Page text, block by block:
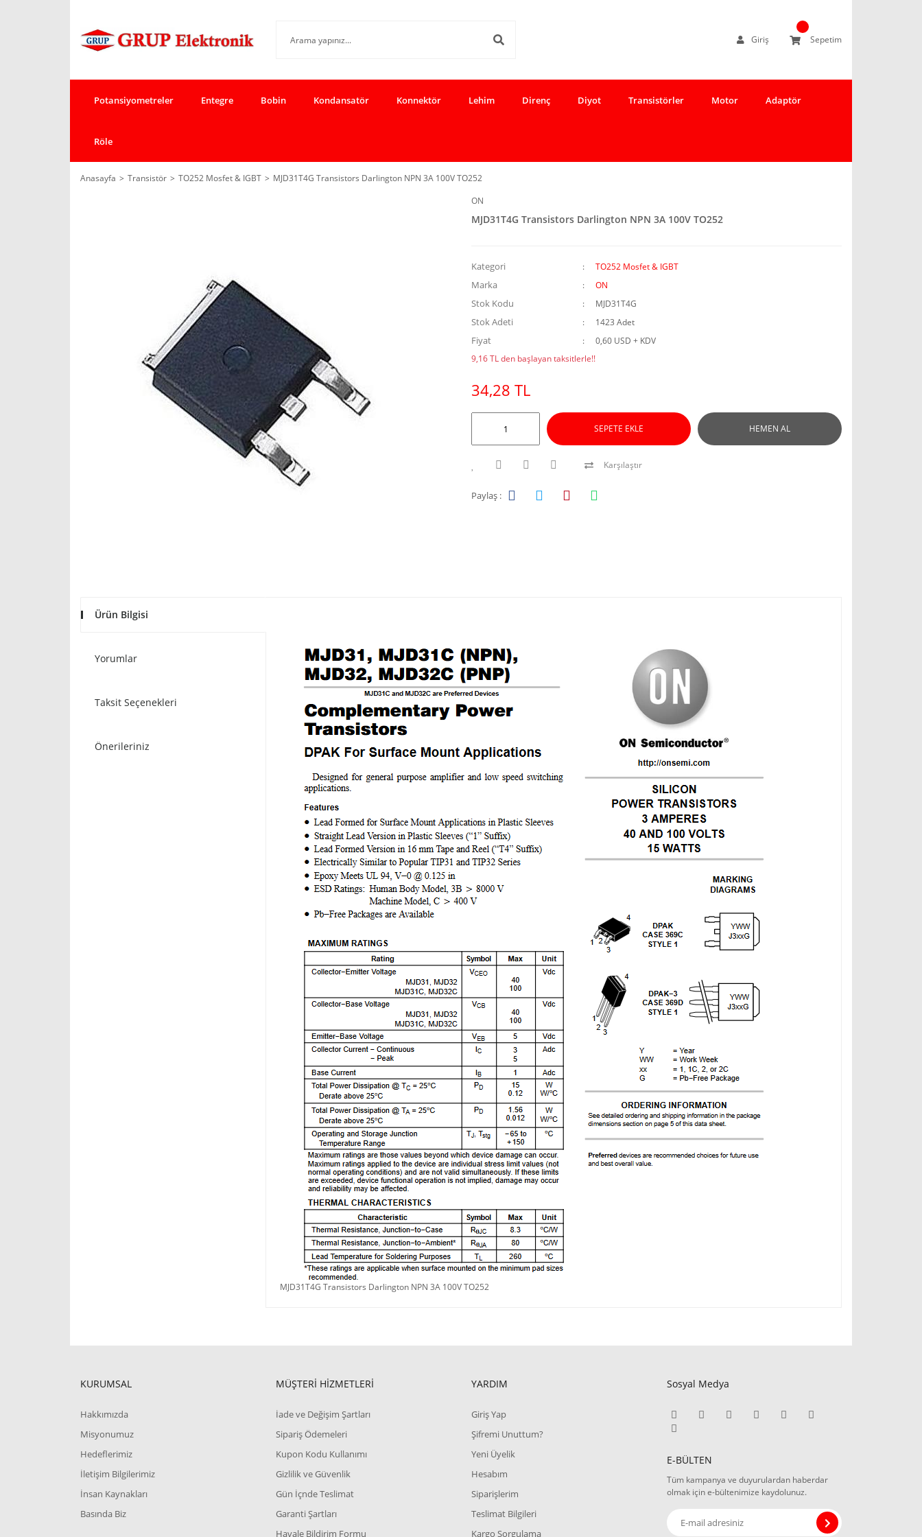
Giriş Sepetim
Potansiyometreler Entegre Bobin Kondansatör Konnektör Lehim Direnç Diyot Transistörler Motor Adaptör
Röle
Anasayfa Transistör TO252 Mosfet & IGBT
MJD31T4G Transistors Darlington NPN 3A 100V TO252
ON
MJD31T4G Transistors Darlington NPN 3A 100V TO252
Kategori TO252 Mosfet & IGBT
Marka ON
Stok Kodu MJD31T4G
Stok Adeti 1423 Adet
Fiyat
0,60 USD + KDV
9,16 TL den başlayan taksitlerle!!
34,28 TL
SEPETE EKLE HEMEN AL
Karşılaştır
Paylaş :
Ürün Bilgisi
Yorumlar
Taksit Seçenekleri
Önerileriniz
MJD31T4G Transistors Darlington NPN 3A 100V TO252
KURUMSAL
Hakkımızda
Misyonumuz
Hedeflerimiz
İletişim Bilgilerimiz
İnsan Kaynakları
Basında Biz
MÜŞTERİ HİZMETLERİ
İade ve Değişim Şartları
Sipariş Ödemeleri
Kupon Kodu Kullanımı
Gizlilik ve Güvenlik
Gün İçnde Teslimat
Garanti Şartları
Havale Bildirim Formu
YARDIM
Giriş Yap
Şifremi Unuttum?
Yeni Üyelik
Hesabım
Siparişlerim
Teslimat Bilgileri
Kargo Sorgulama
Sosyal Medya
E-BÜLTEN
Tüm kampanya ve duyurulardan haberdar
olmak için e-bültenimize kaydolunuz.